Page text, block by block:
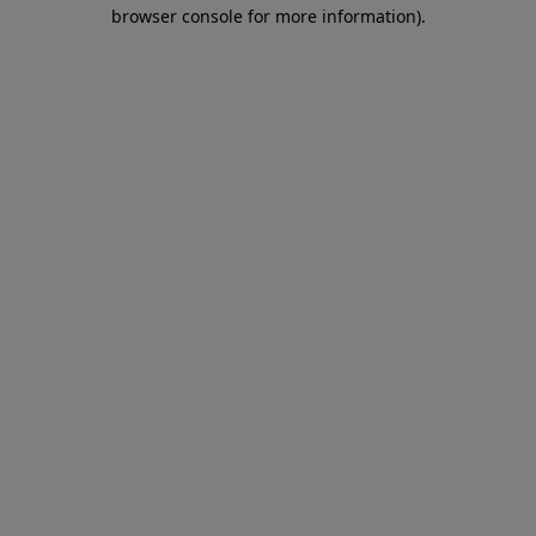
browser console for more information).